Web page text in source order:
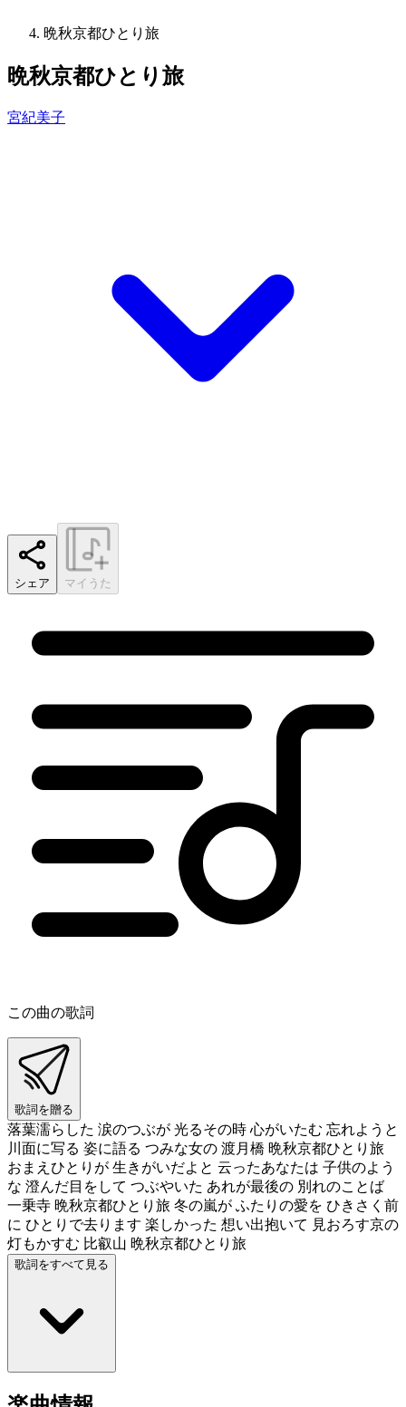
晩秋京都ひとり旅
晩秋京都ひとり旅
宮紀美子
シェア マイうた
この曲の歌詞
歌詞を贈る
落葉濡らした 涙のつぶが 光るその時 心がいたむ 忘れようと
川面に写る 姿に語る つみな女の 渡月橋 晩秋京都ひとり旅
おまえひとりが 生きがいだよと 云ったあなたは 子供のよう
な 澄んだ目をして つぶやいた あれが最後の 別れのことば
一乗寺 晩秋京都ひとり旅 冬の嵐が ふたりの愛を ひきさく前
に ひとりで去ります 楽しかった 想い出抱いて 見おろす京の
灯もかすむ 比叡山 晩秋京都ひとり旅
歌詞をすべて見る